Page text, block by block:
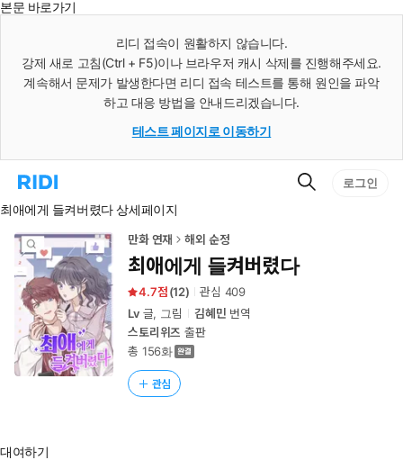
본문 바로가기
리디 접속이 원활하지 않습니다.
강제 새로 고침(Ctrl + F5)이나 브라우저 캐시 삭제를 진행해주세요.
계속해서 문제가 발생한다면 리디 접속 테스트를 통해 원인을 파악
하고 대응 방법을 안내드리겠습니다.
테스트 페이지로 이동하기
리
홈
로
이
동
검
로그인
최애에게 들켜버렸다 상세페이지
만화 연재 해외 순정
최애에게 들켜버렸다
4.7 (12) 관심 409
Lv글, 그림 김혜민 번역
스토리위즈 출판
총 156화
관심
대여하기